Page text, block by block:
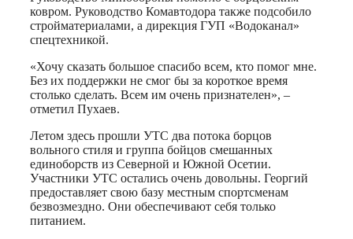
ковром. Руководство Комавтодора также подсобило
стройматериалами, а дирекция ГУП «Водоканал»
спецтехникой.
«Хочу сказать большое спасибо всем, кто помог мне.
Без их поддержки не смог бы за короткое время
столько сделать. Всем им очень признателен», –
отметил Пухаев.
Летом здесь прошли УТС два потока борцов
вольного стиля и группа бойцов смешанных
единоборств из Северной и Южной Осетии.
Участники УТС остались очень довольны. Георгий
предоставляет свою базу местным спортсменам
безвозмездно. Они обеспечивают себя только
питанием.